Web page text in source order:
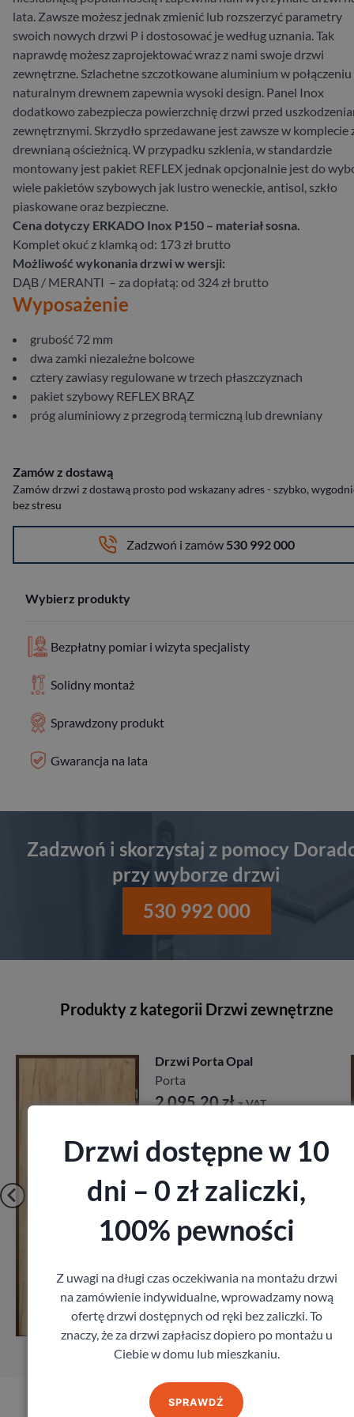
lata. Zawsze możesz jednak zmienić lub rozszerzyć parametry
swoich nowych drzwi P i dostosować je według uznania. Tak
naprawdę możesz zaprojektować wraz z nami swoje drzwi
zewnętrzne. Szlachetne szczotkowane aluminium w połączeniu
naturalnym drewnem zapewnia wysoki design. Panel Inox
dodatkowo zabezpiecza powierzchnię drzwi przed
zewnętrznymi. Skrzydło sprzedawane jest zawsze w komplecie
drewnianą ościeżnicą. W przypadku szklenia, w standardzie
montowany jest pakiet REFLEX jednak opcjonalnie jest do
wiele pakietów szybowych jak lustro weneckie, antisol, szkło
piaskowane oraz bezpieczne.
Cena dotyczy ERKADO Inox P150 – materiał sosna.
Komplet okuć z klamką od: 173 zł brutto
Możliwość wykonania drzwi w wersji:
DĄB / MERANTI – za dopłatą: od 324 zł brutto
Wyposażenie
grubość 72 mm
dwa zamki niezależne bolcowe
cztery zawiasy regulowane w trzech płaszczyznach
pakiet szybowy REFLEX BRĄZ
próg aluminiowy z przegrodą termiczną lub drewniany
Zamów z dostawą
Zamów drzwi z dostawą prosto pod wskazany adres - szybko,
bez stresu
Zadzwoń i zamów 530 992 000
Wybierz produkty
Bezpłatny pomiar i wizyta specjalisty
Solidny montaż
Sprawdzony produkt
Gwarancja na lata
Zadzwoń i skorzystaj z pomocy
przy wyborze drzwi
530 992 000
Produkty z kategorii Drzwi zewnętrzne
Drzwi Porta
Porta
Zobacz
Zamów pomiar
Drzwi dostępne w 10
dni – 0 zł zaliczki,
100% pewności
Z uwagi na długi czas oczekiwania na montażu drzwi
na zamówienie indywidualne, wprowadzamy nową
ofertę drzwi dostępnych od ręki bez zaliczki. To
znaczy, że za drzwi zapłacisz dopiero po montażu u
Ciebie w domu lub mieszkaniu.
SPRAWDŹ